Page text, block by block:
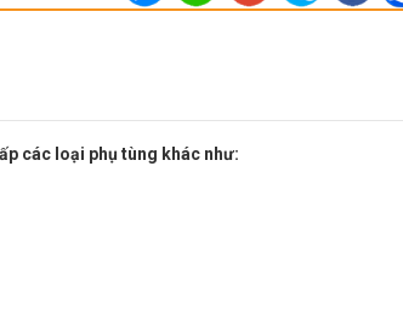
các loại phụ tùng khác như: